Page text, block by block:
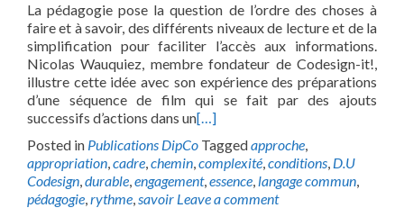
La pédagogie pose la question de l’ordre des choses à
faire et à savoir, des différents niveaux de lecture et de la
simplification pour faciliter l’accès aux informations.
Nicolas Wauquiez, membre fondateur de Codesign-it!,
illustre cette idée avec son expérience des préparations
d’une séquence de film qui se fait par des ajouts
successifs d’actions dans un[…]
Posted in Publications DipCo Taggedapproche,
appropriation,cadre,chemin,complexité,conditions, D.U
Codesign,durable,engagement,essence, langage commun,
pédagogie,rythme,savoir Leave a comment